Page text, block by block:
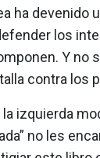
ha devenido
los
Y
contra los
izquierda
no les